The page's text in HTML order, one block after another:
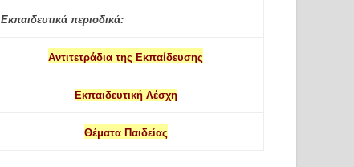
Εκπαιδευτικά περιοδικά:
Αντιτετράδια της Εκπαίδευσης
Εκπαιδευτική Λέσχη
Θέματα Παιδείας